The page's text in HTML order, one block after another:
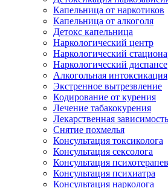
Капельница от наркотиков
Капельница от алкоголя
Детокс капельница
Наркологический центр
Наркологический
Наркологический
Алкогольная интоксикация
Экстренное вытрезвление
Кодирование от курения
Лечение табакокурения
Лекарственная зависимость
Снятие похмелья
Консультация токсиколога
Консультация сексолога
Консультация
Консультация психиатра
Консультация нарколога